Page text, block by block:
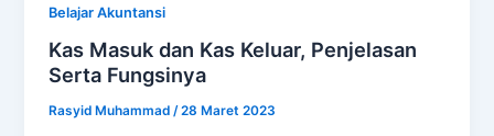
Belajar Akuntansi
Kas Masuk dan Kas Keluar, Penjelasan
Serta Fungsinya
Rasyid Muhammad/28 Maret 2023